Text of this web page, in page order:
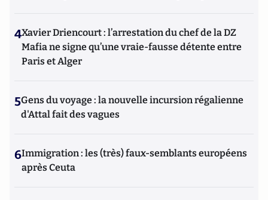
4Xavier Driencourt : l’arrestation du chef de la DZ
Mafia ne signe qu’une vraie-fausse détente entre
Paris et Alger
5Gens du voyage : la nouvelle incursion régalienne
d'Attal fait des vagues
6Immigration : les (très) faux-semblants européens
après Ceuta